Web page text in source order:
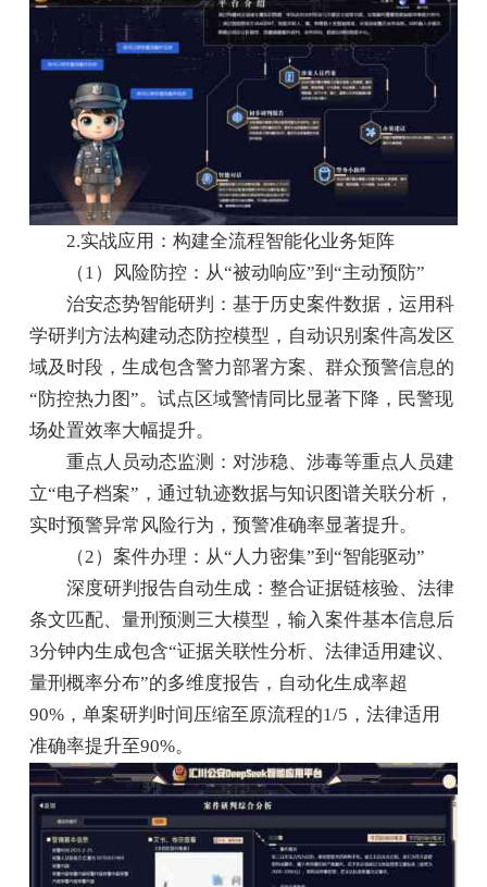
2.实战应用：构建全流程智能化业务矩阵
（1）风险防控：从“被动响应”到“主动预防”
治安态势智能研判：基于历史案件数据，运用科
学研判方法构建动态防控模型，自动识别案件高发区
域及时段，生成包含警力部署方案、群众预警信息的
“防控热力图”。试点区域警情同比显著下降，民警现
场处置效率大幅提升。
重点人员动态监测：对涉稳、涉毒等重点人员建
立“电子档案”，通过轨迹数据与知识图谱关联分析，
实时预警异常风险行为，预警准确率显著提升。
（2）案件办理：从“人力密集”到“智能驱动”
深度研判报告自动生成：整合证据链核验、法律
条文匹配、量刑预测三大模型，输入案件基本信息后
3分钟内生成包含“证据关联性分析、法律适用建议、
量刑概率分布”的多维度报告，自动化生成率超
90%，单案研判时间压缩至原流程的1/5，法律适用
准确率提升至90%。